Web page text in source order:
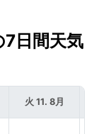
日間天気
火 11. 8月